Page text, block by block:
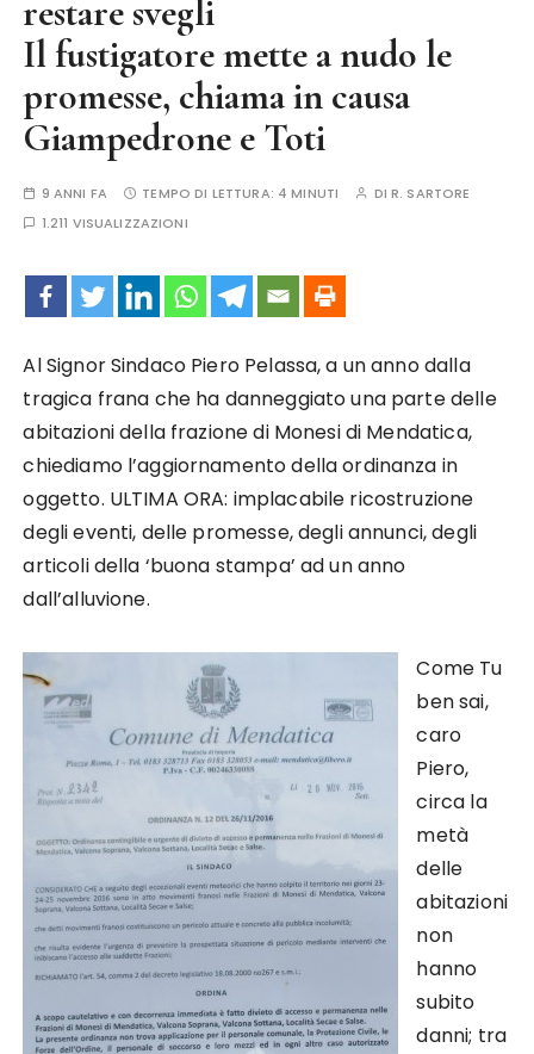
restare svegli
Il fustigatore mette a nudo le
promesse, chiama in causa
Giampedrone e Toti
9 ANNI FA TEMPO DI LETTURA: 4 MINUTI DI R. SARTORE
1.211 VISUALIZZAZIONI
Al Signor Sindaco Piero Pelassa, a un anno dalla
tragica frana che ha danneggiato una parte delle
abitazioni della frazione di Monesi di Mendatica,
chiediamo l’aggiornamento della ordinanza in
oggetto. ULTIMA ORA: implacabile ricostruzione
degli eventi, delle promesse, degli annunci, degli
articoli della ‘buona stampa’ ad un anno
dall’alluvione.
Come Tu
ben sai,
caro
Piero,
circa la
metà
delle
abitazioni
non
hanno
subito
danni; tra